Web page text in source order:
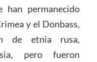
han permanecido
y el Donbass,
de etnia rusa,
pero fueron